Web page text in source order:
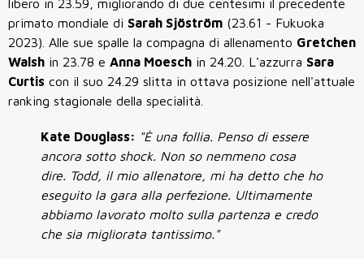
libero in 23.59, migliorando di due centesimi il precedente
primato mondiale di Sarah Sjöström (23.61 - Fukuoka
2023). Alle sue spalle la compagna di allenamento Gretchen
Walsh in 23.78 e Anna Moesch in 24.20. L'azzurra Sara
Curtis con il suo 24.29 slitta in ottava posizione nell'attuale
ranking stagionale della specialità.
Kate Douglass: "È una follia. Penso di essere
ancora sotto shock. Non so nemmeno cosa
dire. Todd, il mio allenatore, mi ha detto che ho
eseguito la gara alla perfezione. Ultimamente
abbiamo lavorato molto sulla partenza e credo
che sia migliorata tantissimo."